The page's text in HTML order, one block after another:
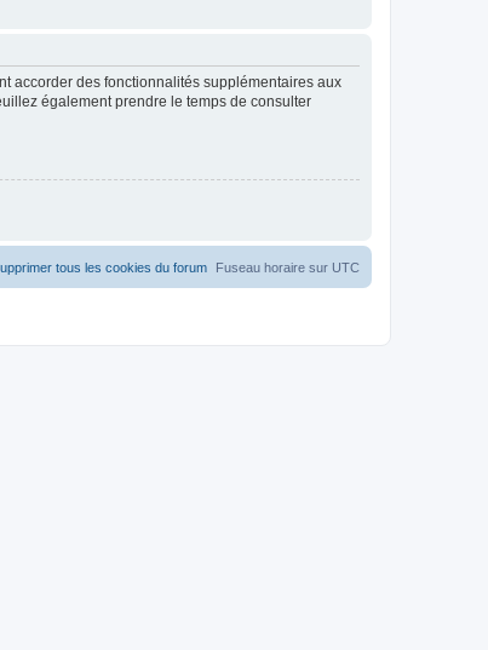
accorder des fonctionnalités supplémentaires aux
également prendre le temps de consulter
Fuseau horaire sur UTC
tous les cookies du forum